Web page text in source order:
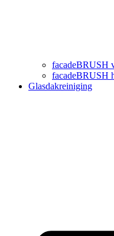
facadeBRUSH
facadeBRUSH
Glasdakreiniging